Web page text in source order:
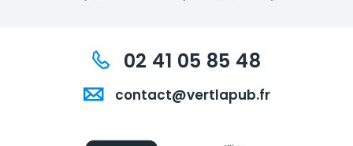
02 41 05 85 48
contact@vertlapub.fr